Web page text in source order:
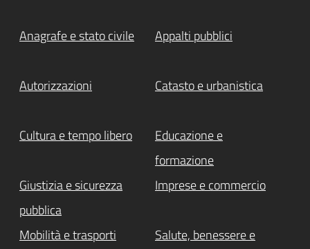
Anagrafe e stato civile Appalti pubblici
Autorizzazioni Catasto e urbanistica
Cultura e tempo libero
Educazione e
formazione
Giustizia e sicurezza
pubblica
Imprese e commercio
Mobilità e trasporti
Salute, benessere e